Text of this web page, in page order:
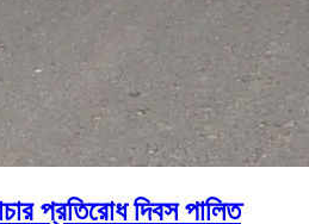
প্রতিরোধ দিবস পালিত